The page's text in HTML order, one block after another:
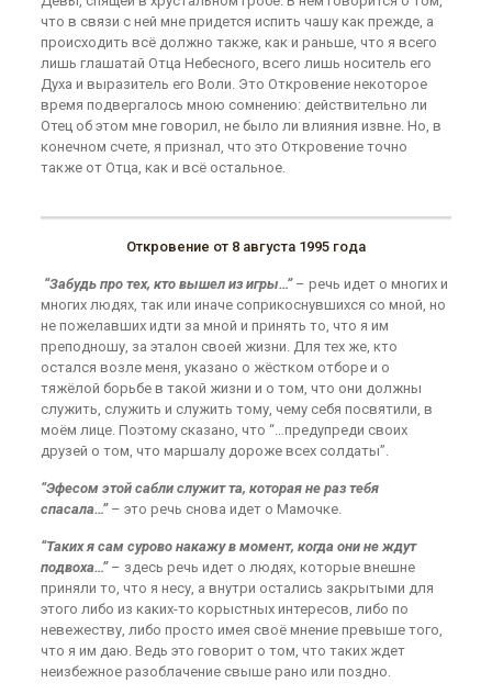
что в связи с ней мне придется испить чашу как прежде, а
происходить всё должно также, как и раньше, что я всего
лишь глашатай Отца Небесного, всего лишь носитель его
Духа и выразитель его Воли. Это Откровение некоторое
время подвергалось мною сомнению: действительно ли
Отец об этом мне говорил, не было ли влияния извне. Но, в
конечном счете, я признал, что это Откровение точно
также от Отца, как и всё остальное.
Откровение от 8 августа 1995 года
“Забудь про тех, кто вышел из игры…”– речь идет о многих и
многих людях, так или иначе соприкоснувшихся со мной, но
не пожелавших идти за мной и принять то, что я им
преподношу, за эталон своей жизни. Для тех же, кто
остался возле меня, указано о жёстком отборе и о
тяжёлой борьбе в такой жизни и о том, что они должны
служить, служить и служить тому, чему себя посвятили, в
моём лице. Поэтому сказано, что “…предупреди своих
друзей о том, что маршалу дороже всех солдаты”.
“Эфесом этой сабли служит та, которая не раз тебя
спасала…”– это речь снова идет о Мамочке.
“Таких я сам сурово накажу в момент, когда они не ждут
подвоха…”– здесь речь идет о людях, которые внешне
приняли то, что я несу, а внутри остались закрытыми для
этого либо из каких-то корыстных интересов, либо по
невежеству, либо просто имея своё мнение превыше того,
что я им даю. Ведь это говорит о том, что таких ждет
неизбежное разоблачение свыше рано или поздно.